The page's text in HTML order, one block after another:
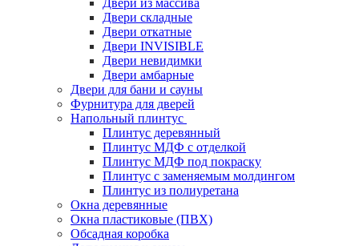
Двери из массива
Двери складные
Двери откатные
Двери INVISIBLE
Двери невидимки
Двери амбарные
Двери для бани и сауны
Фурнитура для дверей
Напольный плинтус
Плинтус деревянный
Плинтус МДФ с отделкой
Плинтус МДФ под покраску
Плинтус с заменяемым молдингом
Плинтус из полиуретана
Окна деревянные
Окна пластиковые (ПВХ)
Обсадная коробка